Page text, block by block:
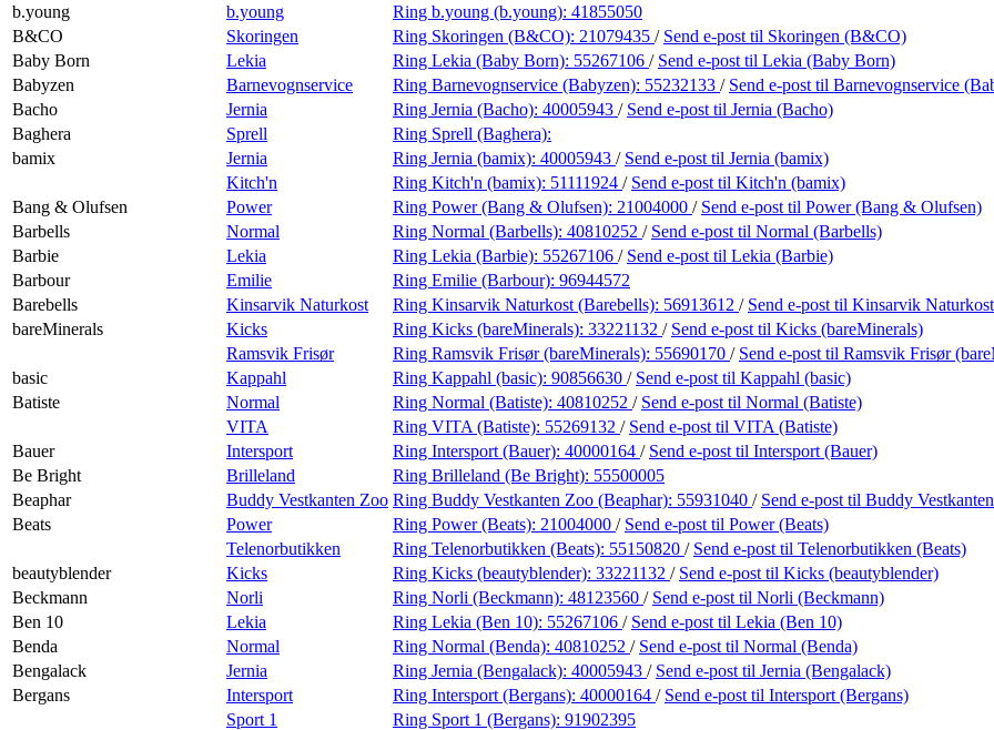
b.young
b.young Ring b.young (b.young): 41855050
B&CO
Skoringen Ring Skoringen (B&CO): 21079435 / Send e-post til Skoringen (B&CO)
Baby Born
Lekia Ring Lekia (Baby Born): 55267106 / Send e-post til Lekia (Baby Born)
Babyzen
Barnevognservice Ring Barnevognservice (Babyzen): 55232133 / Send e-post til Barnevognservice
Bacho
Jernia Ring Jernia (Bacho): 40005943 / Send e-post til Jernia (Bacho)
Baghera
Sprell
Ring Sprell (Baghera):
bamix
Jernia Ring Jernia (bamix): 40005943 / Send e-post til Jernia (bamix)
Kitch'n
Ring Kitch'n (bamix): 51111924 / Send e-post til Kitch'n (bamix)
Bang & Olufsen
Power Ring Power (Bang & Olufsen): 21004000 / Send e-post til Power (Bang & Olufsen)
Barbells
Normal Ring Normal (Barbells): 40810252 / Send e-post til Normal (Barbells)
Barbie
Lekia Ring Lekia (Barbie): 55267106 / Send e-post til Lekia (Barbie)
Barbour
Emilie Ring Emilie (Barbour): 96944572
Barebells
Kinsarvik Naturkost Ring Kinsarvik Naturkost (Barebells): 56913612 / Send e-post til Kinsarvik
bareMinerals
Kicks Ring Kicks (bareMinerals): 33221132 / Send e-post til Kicks (bareMinerals)
Ramsvik Frisør
Ring Ramsvik Frisør (bareMinerals): 55690170 / Send e-post til Ramsvik Frisør
basic
Kappahl Ring Kappahl (basic): 90856630 / Send e-post til Kappahl (basic)
Batiste
Normal Ring Normal (Batiste): 40810252 / Send e-post til Normal (Batiste)
VITA
Ring VITA (Batiste): 55269132 / Send e-post til VITA (Batiste)
Bauer
Intersport Ring Intersport (Bauer): 40000164 / Send e-post til Intersport (Bauer)
Be Bright
Brilleland Ring Brilleland (Be Bright): 55500005
Beaphar
Buddy Vestkanten Zoo Ring Buddy Vestkanten Zoo (Beaphar): 55931040 / Send e-post til Buddy
Beats
Power Ring Power (Beats): 21004000 / Send e-post til Power (Beats)
Telenorbutikken
Ring Telenorbutikken (Beats): 55150820 / Send e-post til Telenorbutikken (Beats)
beautyblender
Kicks Ring Kicks (beautyblender): 33221132 / Send e-post til Kicks (beautyblender)
Beckmann
Norli Ring Norli (Beckmann): 48123560 / Send e-post til Norli (Beckmann)
Ben 10
Lekia Ring Lekia (Ben 10): 55267106 / Send e-post til Lekia (Ben 10)
Benda
Normal Ring Normal (Benda): 40810252 / Send e-post til Normal (Benda)
Bengalack
Jernia Ring Jernia (Bengalack): 40005943 / Send e-post til Jernia (Bengalack)
Bergans
Intersport Ring Intersport (Bergans): 40000164 / Send e-post til Intersport (Bergans)
Sport 1
Ring Sport 1 (Bergans): 91902395